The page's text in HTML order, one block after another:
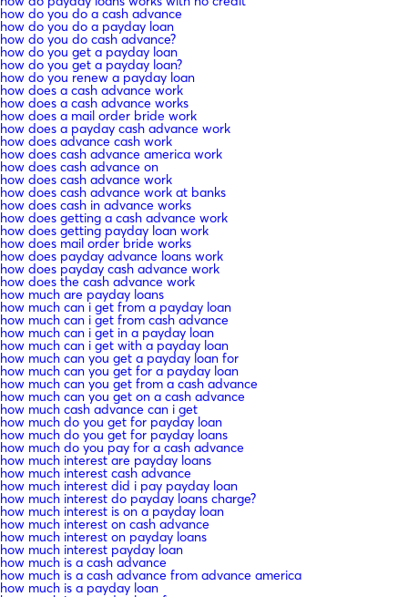
how do you do a cash advance
how do you do a payday loan
how do you do cash advance?
how do you get a payday loan
how do you get a payday loan?
how do you renew a payday loan
how does a cash advance work
how does a cash advance works
how does a mail order bride work
how does a payday cash advance work
how does advance cash work
how does cash advance america work
how does cash advance on
how does cash advance work
how does cash advance work at banks
how does cash in advance works
how does getting a cash advance work
how does getting payday loan work
how does mail order bride works
how does payday advance loans work
how does payday cash advance work
how does the cash advance work
how much are payday loans
how much can i get from a payday loan
how much can i get from cash advance
how much can i get in a payday loan
how much can i get with a payday loan
how much can you get a payday loan for
how much can you get for a payday loan
how much can you get from a cash advance
how much can you get on a cash advance
how much cash advance can i get
how much do you get for payday loan
how much do you get for payday loans
how much do you pay for a cash advance
how much interest are payday loans
how much interest cash advance
how much interest did i pay payday loan
how much interest do payday loans charge?
how much interest is on a payday loan
how much interest on cash advance
how much interest on payday loans
how much interest payday loan
how much is a cash advance
how much is a cash advance from advance america
how much is a payday loan